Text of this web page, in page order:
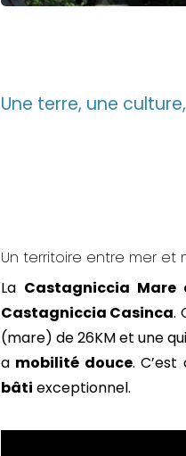
Une terre, une
Un territoire entre mer et
La Castagniccia Mare
Castagniccia Casinca.
(mare) de 26KM et une
a mobilité douce. C’est
bâti exceptionnel.